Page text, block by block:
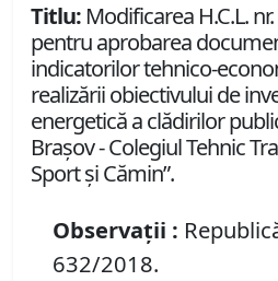
Titlu: Modificarea H.C.L.
pentru aprobarea
indicatorilor tehnico-
realizării obiectivului de
energetică a clădirilor
Braşov - Colegiul Tehnic
Sport și Cămin”.
Observații :
632/2018.